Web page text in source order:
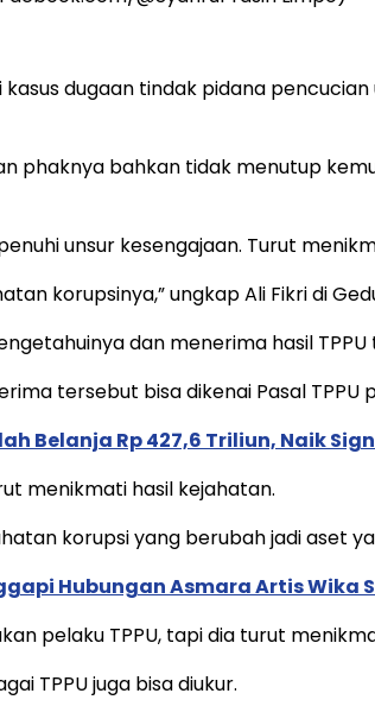
kasus dugaan tindak pidana
phaknya bahkan tidak menutup
unsur kesengajaan. Turut
korupsinya,” ungkap Ali Fikri di
dan menerima hasil
tersebut bisa dikenai Pasal TPPU
Belanja Rp 427,6 Triliun, Naik
menikmati hasil kejahatan.
korupsi yang berubah jadi aset
Hubungan Asmara Artis Wika
pelaku TPPU, tapi dia turut
TPPU juga bisa diukur.